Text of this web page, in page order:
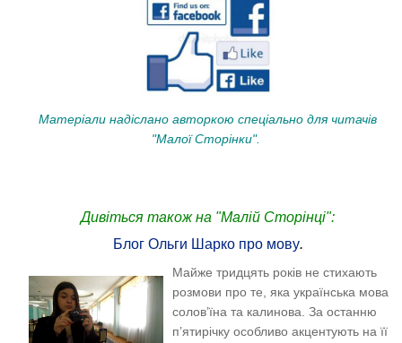
Матеріали надіслано авторкою спеціально для читачів
"Малої Сторінки".
Дивіться також на "Малій Сторінці":
Блог Ольги Шарко про мову.
Майже тридцять років не стихають
розмови про те, яка українська мова
солов’їна та калинова. За останню
п’ятирічку особливо акцентують на її